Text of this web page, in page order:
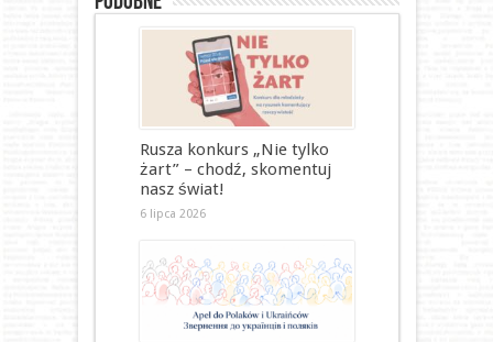
Rusza konkurs „Nie tylko
żart” – chodź, skomentuj
nasz świat!
6 lipca 2026